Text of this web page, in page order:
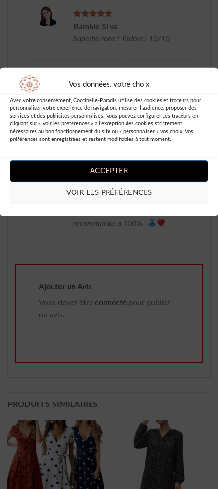
Vos données, votre choix
Avec votre consentement, Coccinelle-Paradis utilise des cookies et traceurs pour
personnaliser votre expérience de navigation, mesurer l’audience, proposer des
services et des publicités personnalisés. Vous pouvez configurer ces traceurs en
cliquant sur « Voir les préférences » à l’exception des cookies strictement
nécessaires au bon fonctionnement du site ou « personnaliser » vos choix. Vos
préférences sont enregistrées et restent modifiables à tout moment.
ACCEPTER
VOIR LES PRÉFÉRENCES
Note5sur
Bambie Silva –
Superbe robe ! J’adore ! 10/10
Note5sur–
Robe au top !
J’adore cette robe longue à pois,
elle est simple mais tellement
stylée ! La coupe est parfaite et
touche rétro que j’adore. En plus,
le tissu est de très bonne qualité,
ce qui rend la robe agréable à
recommande à 100% !
Ajouter un Avis
Vous devez être connecté pour publier
un avis.
PRODUITS SIMILAIRES